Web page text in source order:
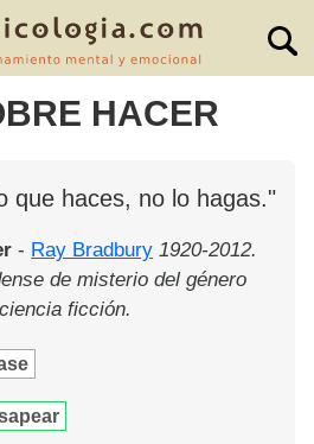
HACER
que haces, no lo hagas."
- Ray Bradbury 1920-2012.
de misterio del género
ficción.